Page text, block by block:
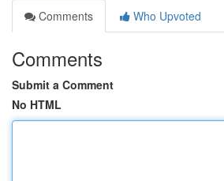
Comments
Who Upvoted
Comments
Submit a Comment
No HTML